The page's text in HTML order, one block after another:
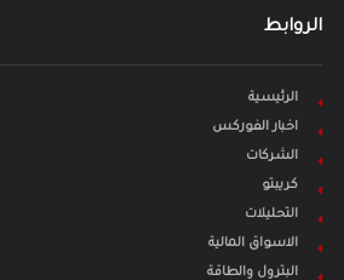
الروابط
الرئيسية
اخبار الفوركس
الشركات
كريبتو
التحليلات
الاسواق المالية
البترول والطاقة